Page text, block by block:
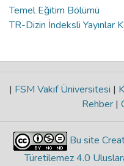
Temel Eğitim Bölümü
TR-Dizin İndeksli Yayınlar
| FSM Vakıf Üniversitesi |
Rehber |
Bu site
Türetilemez 4.0